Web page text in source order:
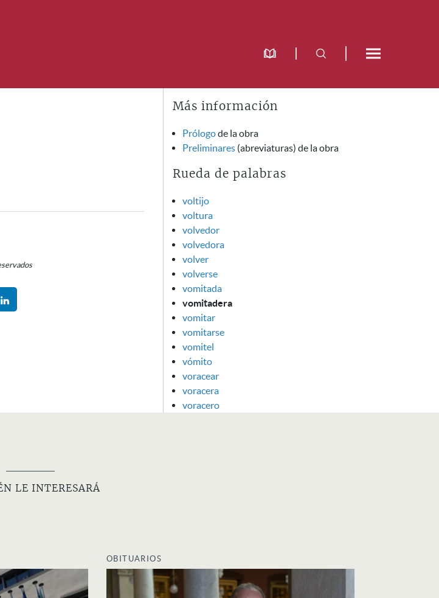
Más información
Prólogode la obra
Preliminares (abreviaturas) de la obra
Rueda de palabras
voltijo
voltura
volvedor
volvedora
volver
volverse
vomitada
vomitadera
vomitar
vomitarse
vomitel
vómito
voracear
voracera
voracero
LE INTERESARÁ
OBITUARIOS